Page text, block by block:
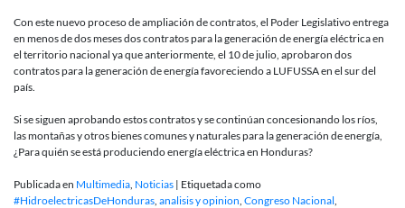
Con este nuevo proceso de ampliación de contratos, el Poder Legislativo entrega
en menos de dos meses dos contratos para la generación de energía eléctrica en
el territorio nacional ya que anteriormente, el 10 de julio, aprobaron dos
contratos para la generación de energía favoreciendo a LUFUSSA en el sur del
país.
Si se siguen aprobando estos contratos y se continúan concesionando los ríos,
las montañas y otros bienes comunes y naturales para la generación de energía,
¿Para quién se está produciendo energía eléctrica en Honduras?
Publicada en Multimedia Noticias | Etiquetada como
#HidroelectricasDeHonduras analisis y opinion Congreso Nacional